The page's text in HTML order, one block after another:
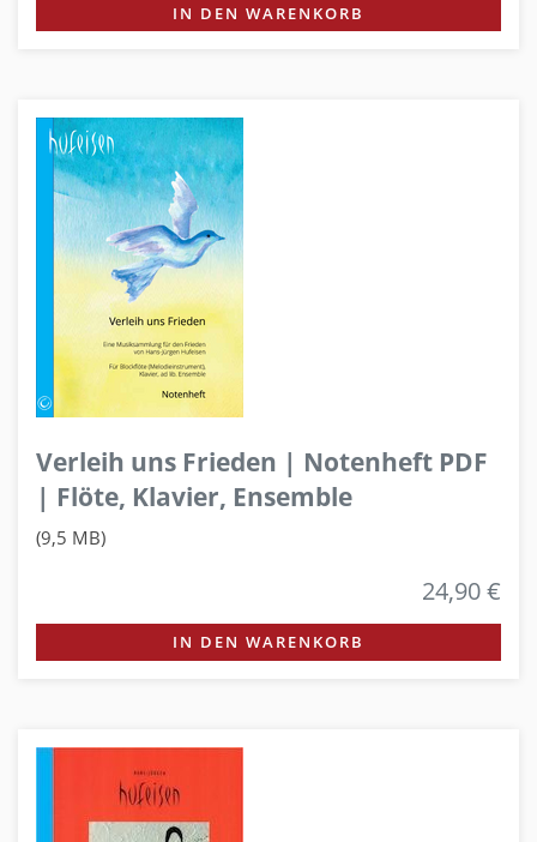
IN DEN WARENKORB
Verleih uns Frieden | Notenheft PDF
| Flöte, Klavier, Ensemble
(9,5 MB)
24,90 €
IN DEN WARENKORB